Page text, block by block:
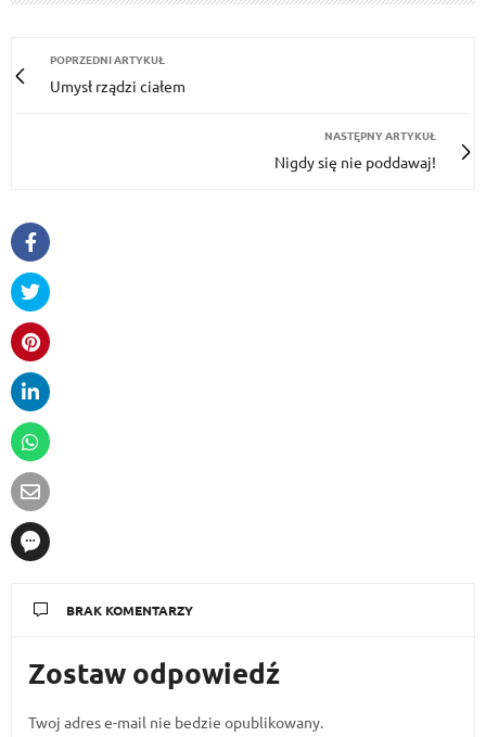
POPRZEDNI ARTYKUŁ
Umysł rządzi ciałem
NASTĘPNY ARTYKUŁ
Nigdy się nie poddawaj!
BRAK KOMENTARZY
Zostaw odpowiedź
Twoj adres e-mail nie bedzie opublikowany.